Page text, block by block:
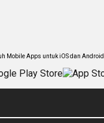
Mobile Apps untuk iOS dan Android